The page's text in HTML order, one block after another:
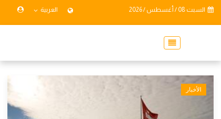
السبت 08 / أغسطس / 2026 العربية
الأخبار